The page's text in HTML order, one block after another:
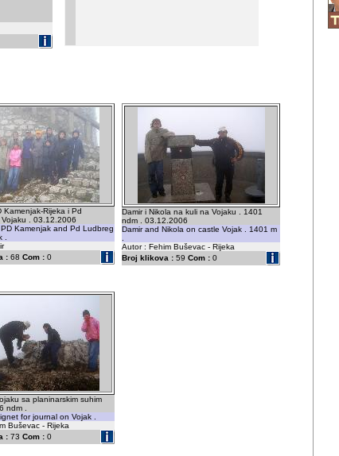
Kamenjak-Rijeka i Pd
. 03.12.2006
Kamenjak and Pd Ludbreg
: 68 Com : 0
Damir i Nikola na kuli na Vojaku . 1401
ndm . 03.12.2006
Damir and Nikola on castle Vojak . 1401 m
Autor : Fehim Buševac - Rijeka
Broj klikova : 59 Com : 0
sa planinarskim suhim
ndm .
for journal on Vojak .
Buševac - Rijeka
: 73 Com : 0